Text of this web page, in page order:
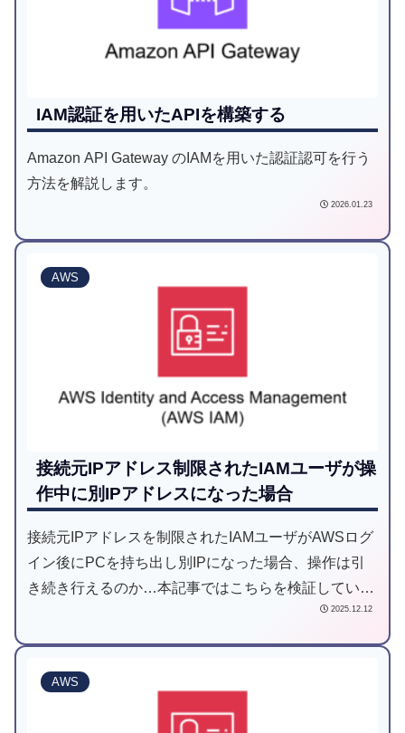
IAM認証を用いたAPIを構築する
Amazon API Gateway のIAMを用いた認証認可を行う
方法を解説します。
2026.01.23
AWS
接続元IPアドレス制限されたIAMユーザが操
作中に別IPアドレスになった場合
接続元IPアドレスを制限されたIAMユーザがAWSログ
イン後にPCを持ち出し別IPになった場合、操作は引
き続き行えるのか…本記事ではこちらを検証していき
2025.12.12
AWS